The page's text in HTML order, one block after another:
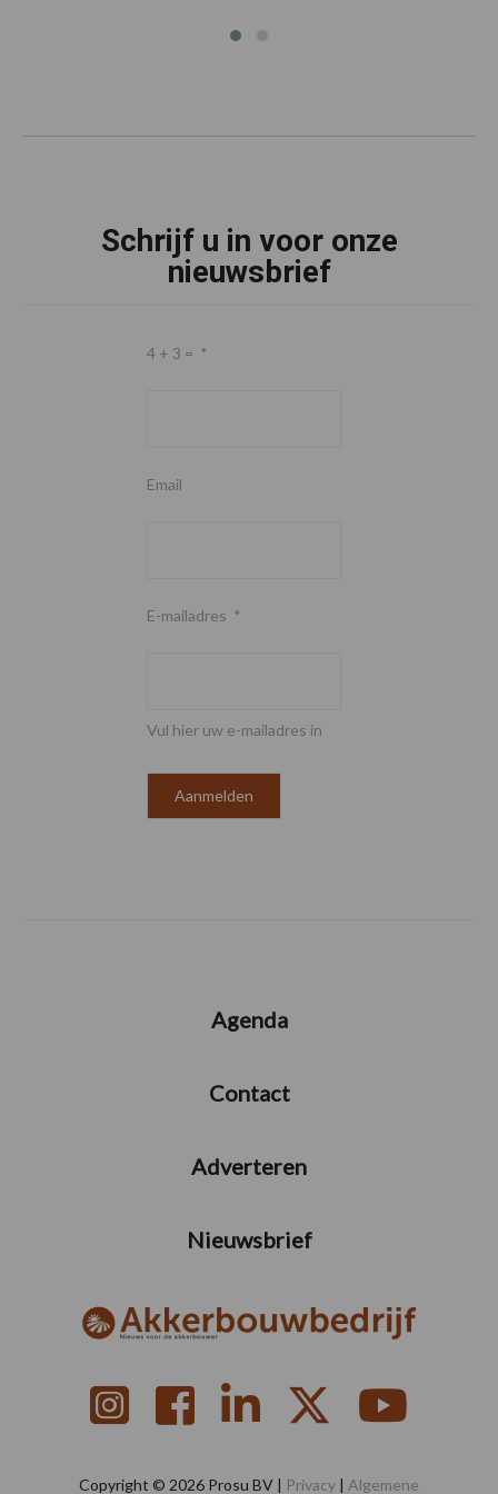
Schrijf u in voor onze
nieuwsbrief
4 + 3 = *
Email
E-mailadres *
Vul hier uw e-mailadres in
Agenda
Contact
Adverteren
Nieuwsbrief
Copyright © 2026 Prosu BV | Privacy | Algemene